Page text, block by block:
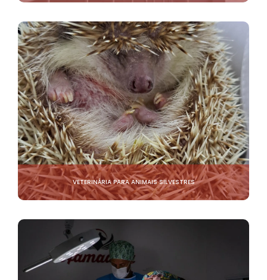
VETERINÁRIA PARA ANIMAIS SILVESTRES